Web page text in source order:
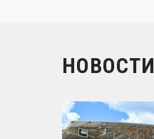
НОВОСТИ